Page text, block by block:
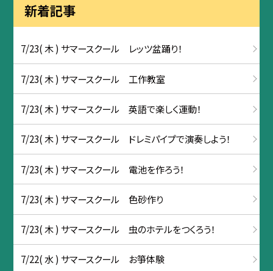
新着記事
7/23( 木 ) サマースクール レッツ盆踊り！
7/23( 木 ) サマースクール 工作教室
7/23( 木 ) サマースクール 英語で楽しく運動！
7/23( 木 ) サマースクール ドレミパイプで演奏しよう！
7/23( 木 ) サマースクール 電池を作ろう！
7/23( 木 ) サマースクール 色砂作り
7/23( 木 ) サマースクール 虫のホテルをつくろう！
7/22( 水 ) サマースクール お箏体験